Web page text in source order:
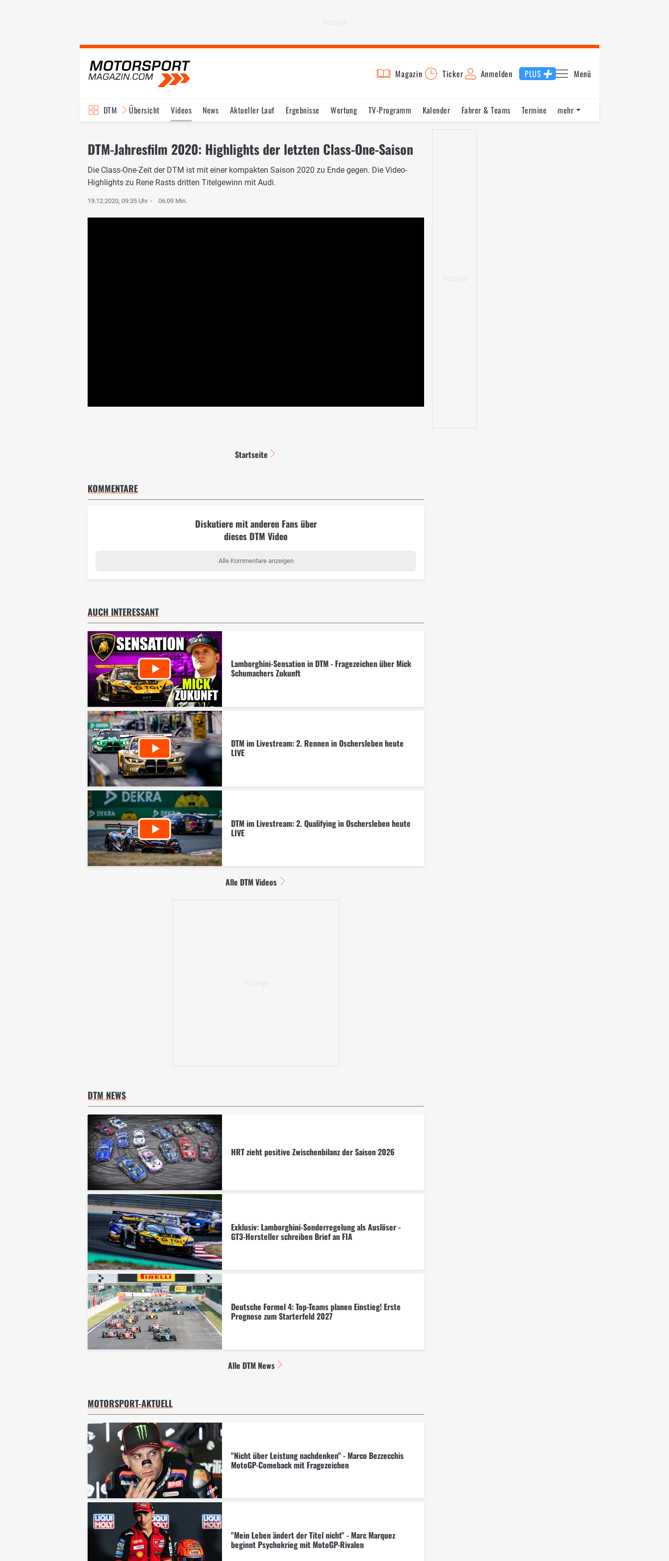
Magazin Ticker Anmelden PLUS Menü
DTM Übersicht Videos News Aktueller Lauf Ergebnisse Wertung TV-Programm Kalender Fahrer & Teams
Termine
mehr
DTM-Jahresfilm 2020: Highlights der letzten Class-One-Saison
Die Class-One-Zeit der DTM ist mit einer kompakten Saison 2020 zu Ende gegen. Die Video-
Highlights zu Rene Rasts dritten Titelgewinn mit Audi.
19.12.2020, 09:35 Uhr 06:09 Min.
Startseite
KOMMENTARE
Diskutiere mit anderen Fans über
dieses DTM Video
Alle Kommentare anzeigen
AUCH INTERESSANT
Lamborghini-Sensation in DTM - Fragezeichen über Mick
Schumachers Zukunft
DTM im Livestream: 2. Rennen in Oschersleben heute
LIVE
DTM im Livestream: 2. Qualifying in Oschersleben heute
LIVE
Alle DTM Videos
DTM NEWS
HRT zieht positive Zwischenbilanz der Saison 2026
Exklusiv: Lamborghini-Sonderregelung als Auslöser -
GT3-Hersteller schreiben Brief an FIA
Deutsche Formel 4: Top-Teams planen Einstieg! Erste
Prognose zum Starterfeld 2027
Alle DTM News
MOTORSPORT-AKTUELL
"Nicht über Leistung nachdenken" - Marco Bezzecchis
MotoGP-Comeback mit Fragezeichen
"Mein Leben ändert der Titel nicht" - Marc Marquez
beginnt Psychokrieg mit MotoGP-Rivalen